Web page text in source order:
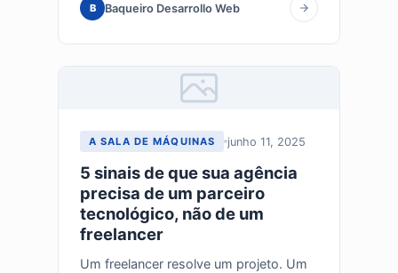
B Baqueiro Desarrollo Web
A SALA DE MÁQUINAS junho 11, 2025
5 sinais de que sua agência
precisa de um parceiro
tecnológico, não de um
freelancer
Um freelancer resolve um projeto. Um